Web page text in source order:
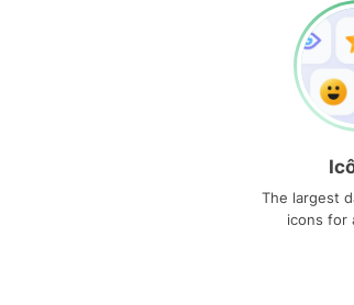
The largest
icons for